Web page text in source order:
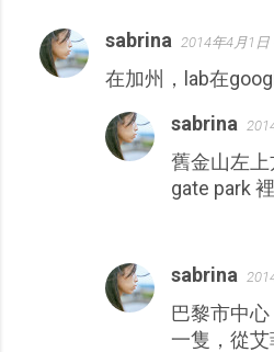
sabrina 2014年4月1日
在加州，lab在
sabrina
舊金山左
gate park
sabrina
巴黎市中
一隻，從